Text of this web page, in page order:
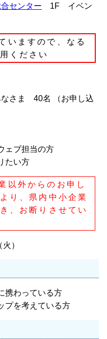
センター 1F イベン
いますので、なる
ください
なさま 40名 （お申し込
ェブ担当の方
たい方
以外からのお申し
り、県内中小企業
、お断りさせてい
）
携わっている方
プを考えている方